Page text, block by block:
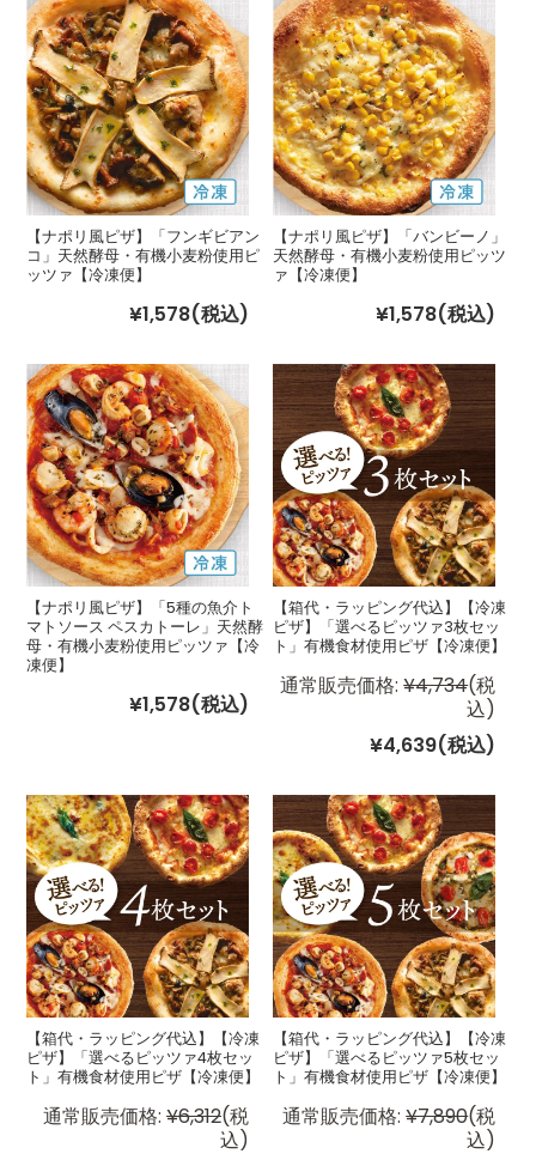
【ナポリ風ピザ】「フンギビアン
コ」天然酵母・有機小麦粉使用ピ
ッツァ【冷凍便】
¥1,578(税込)
【ナポリ風ピザ】「バンビーノ」
天然酵母・有機小麦粉使用ピッツ
ァ【冷凍便】
¥1,578(税込)
【ナポリ風ピザ】「5種の魚介ト
マトソース ペスカトーレ」天然酵
母・有機小麦粉使用ピッツァ【冷
凍便】
¥1,578(税込)
【箱代・ラッピング代込】【冷凍
ピザ】「選べるピッツァ3枚セッ
ト」有機食材使用ピザ【冷凍便】
通常販売価格: ¥4,734(税
込)
¥4,639(税込)
【箱代・ラッピング代込】【冷凍
ピザ】「選べるピッツァ4枚セッ
ト」有機食材使用ピザ【冷凍便】
通常販売価格: ¥6,312(税
込)
【箱代・ラッピング代込】【冷凍
ピザ】「選べるピッツァ5枚セッ
ト」有機食材使用ピザ【冷凍便】
通常販売価格: ¥7,890(税
込)